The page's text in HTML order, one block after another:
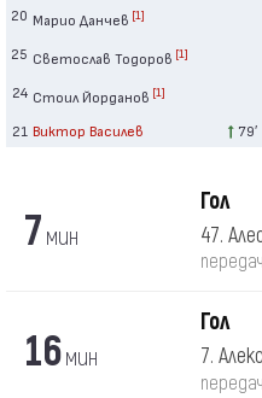
20 Марио Данчев [1]
25 Светослав Тодоров [1]
24 Стоил Йорданов [1]
21 Виктор Василев 79′
7 мин
Гол
47.
16мин
Гол
7.